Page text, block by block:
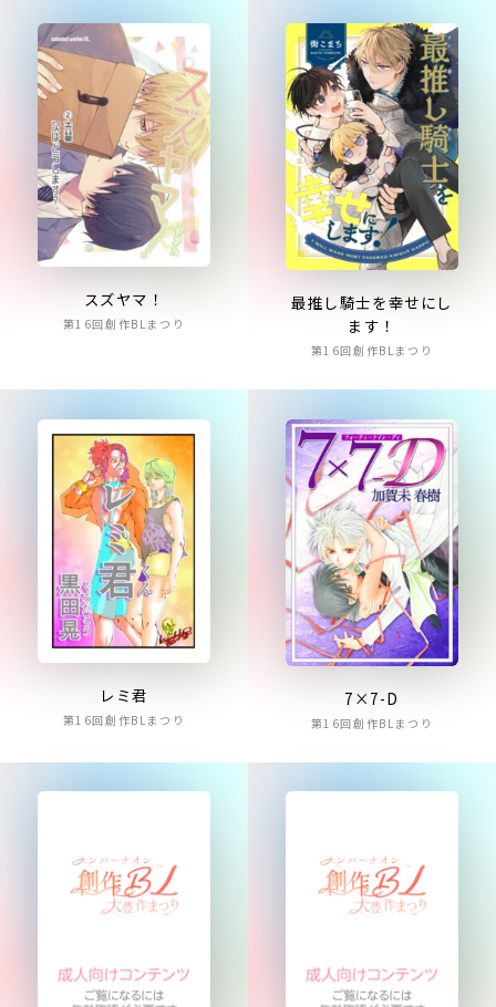
スズヤマ！
第16回創作BLまつり
最推し騎士を幸せにし
ます！
第16回創作BLまつり
レミ君
第16回創作BLまつり
7×7-D
第16回創作BLまつり